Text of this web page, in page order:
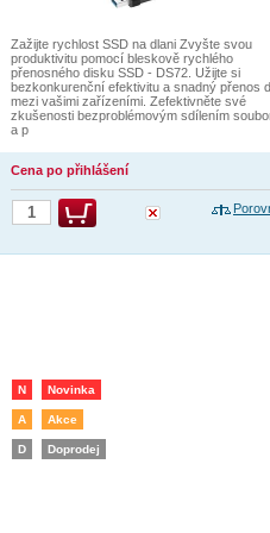
Zažijte rychlost SSD na dlani Zvyšte svou
produktivitu pomocí bleskově rychlého
přenosného disku SSD - DS72. Užijte si
bezkonkurenční efektivitu a snadný přenos
mezi vašimi zařízeními. Zefektivněte své
zkušenosti bezproblémovým sdílením
a p
Cena po přihlášení
N Novinka
A Akce
D Doprodej